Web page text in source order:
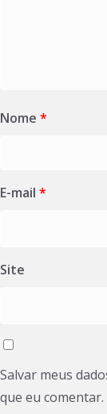
Nome *
E-mail *
Site
Salvar meus
que eu comentar.